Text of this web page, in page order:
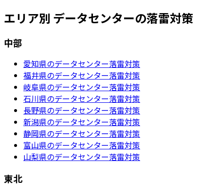
エリア別 データセンターの落雷対策
中部
愛知県のデータセンター落雷対策
福井県のデータセンター落雷対策
岐阜県のデータセンター落雷対策
石川県のデータセンター落雷対策
長野県のデータセンター落雷対策
新潟県のデータセンター落雷対策
静岡県のデータセンター落雷対策
富山県のデータセンター落雷対策
山梨県のデータセンター落雷対策
東北